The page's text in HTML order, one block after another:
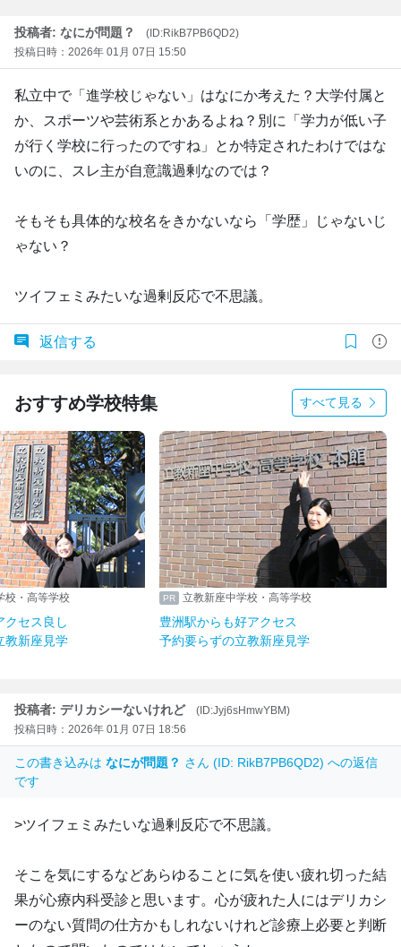
投稿者: なにが問題？
(ID:RikB7PB6QD2)
投稿日時：2026年 01月 07日 15:50
私立中で「進学校じゃない」はなにか考えた？大学付属と
か、スポーツや芸術系とかあるよね？別に「学力が低い子
が行く学校に行ったのですね」とか特定されたわけではな
いのに、スレ主が自意識過剰なのでは？
そもそも具体的な校名をきかないなら「学歴」じゃないじ
ゃない？
ツイフェミみたいな過剰反応で不思議。
返信する
おすすめ学校特集 すべて見る
校・高等学校
クセス良し
教新座見学
立教新座中学校・高等学校
豊洲駅からも好アクセス
予約要らずの立教新座見学
投稿者: デリカシーないけれど
(ID:Jyj6sHmwYBM)
投稿日時：2026年 01月 07日 18:56
この書き込みは なにが問題？ さん (ID: RikB7PB6QD2) への返信
です
>ツイフェミみたいな過剰反応で不思議。
そこを気にするなどあらゆることに気を使い疲れ切った結
果が心療内科受診と思います。心が疲れた人にはデリカシ
ーのない質問の仕方かもしれないけれど診療上必要と判断